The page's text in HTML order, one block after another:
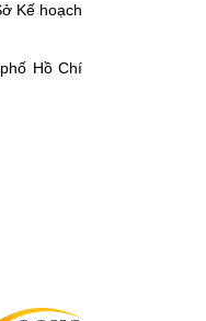
Kế hoạch
Hồ Chí